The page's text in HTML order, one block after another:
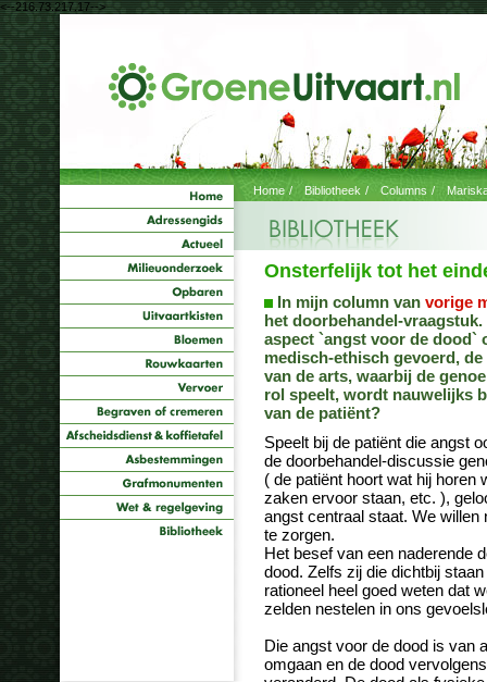
<--216.73.217.17-->
Home / Bibliotheek / Columns /
Onsterfelijk tot het
In mijn column van vorige
het doorbehandel-
aspect `angst voor de dood`
medisch-ethisch gevoerd,
van de arts, waarbij de
rol speelt, wordt nauwelijks
van de patiënt?
Speelt bij de patiënt die angst
de doorbehandel-discussie
( de patiënt hoort wat hij horen
zaken ervoor staan, etc. ),
angst centraal staat. We willen
te zorgen.
Het besef van een naderende
dood. Zelfs zij die dichtbij
rationeel heel goed weten dat
zelden nestelen in ons
Die angst voor de dood is van
omgaan en de dood